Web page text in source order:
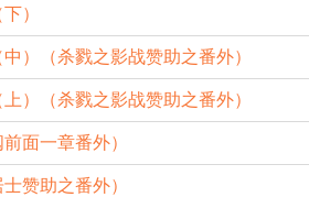
）
）（杀戮之影战赞助之番外）
）（杀戮之影战赞助之番外）
面一章番外）
赞助之番外）